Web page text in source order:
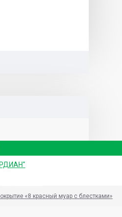
«8 красный муар с блестками»